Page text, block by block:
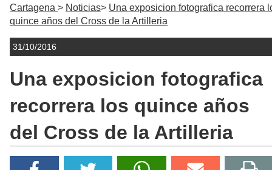
Cartagena Noticias
Una exposicion fotografica recorrera
quince años del Cross de la Artilleria
31/10/2016
Una exposicion fotografica
recorrera los quince años
del Cross de la Artilleria